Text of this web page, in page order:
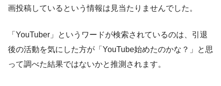
画投稿しているという情報は見当たりませんでした。
「YouTuber」というワードが検索されているのは、引退
後の活動を気にした方が「YouTube始めたのかな？」と思
って調べた結果ではないかと推測されます。